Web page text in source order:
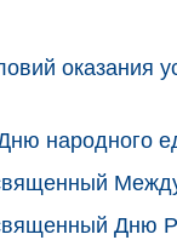
оказания
народного
Дню